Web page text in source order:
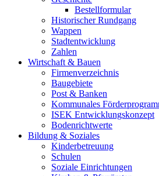
Bestellformular
Historischer Rundgang
Wappen
Stadtentwicklung
Zahlen
Wirtschaft & Bauen
Firmenverzeichnis
Baugebiete
Post & Banken
Kommunales
ISEK Entwicklungskonzept
Bodenrichtwerte
Bildung & Soziales
Kinderbetreuung
Schulen
Soziale Einrichtungen